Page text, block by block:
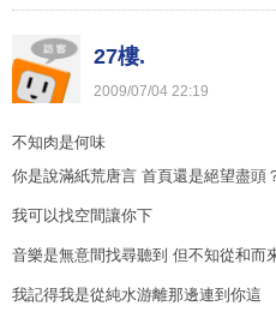
27樓.
2009/07/04 22:19
不知肉是何味
你是說滿紙荒唐言 首頁還是絕望盡頭
我可以找空間讓你下
音樂是無意間找尋聽到 但不知從和而
我記得我是從純水游離那邊連到你這